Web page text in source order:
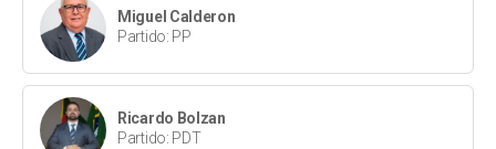
Miguel Calderon
Partido: PP
Ricardo Bolzan
Partido: PDT